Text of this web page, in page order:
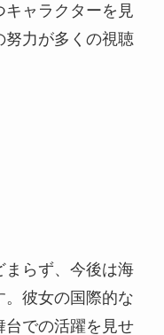
ャラクターを見
努力が多くの視聴
まらず、今後は海
彼女の国際的な
台での活躍を見せ